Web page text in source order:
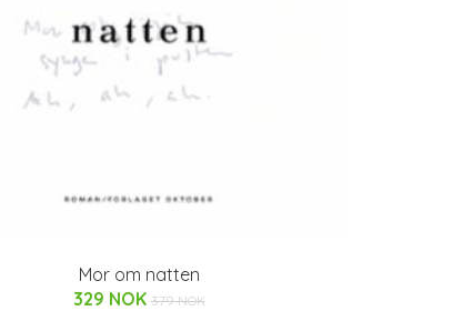
Mor om natten
329 NOK 379 NOK